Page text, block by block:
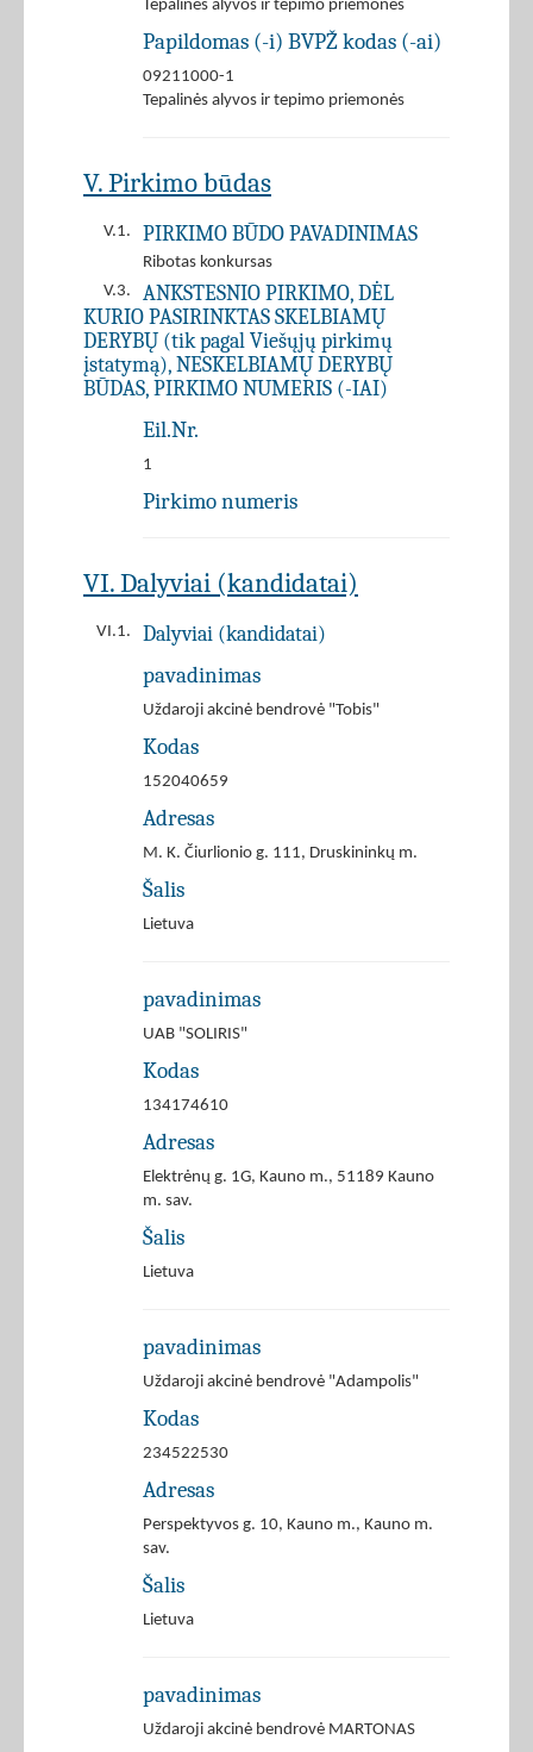
Tepalinės alyvos ir tepimo priemonės
Papildomas (-i) BVPŽ kodas (-ai)
09211000-1
Tepalinės alyvos ir tepimo priemonės
V. Pirkimo būdas
V.1. PIRKIMO BŪDO PAVADINIMAS
Ribotas konkursas
V.3.
ANKSTESNIO PIRKIMO, DĖL
KURIO PASIRINKTAS SKELBIAMŲ
DERYBŲ (tik pagal Viešųjų pirkimų
įstatymą), NESKELBIAMŲ DERYBŲ
BŪDAS, PIRKIMO NUMERIS (-IAI)
Eil.Nr.
1
Pirkimo numeris
VI. Dalyviai (kandidatai)
VI.1. Dalyviai (kandidatai)
pavadinimas
Uždaroji akcinė bendrovė "Tobis"
Kodas
152040659
Adresas
M. K. Čiurlionio g. 111, Druskininkų m.
Šalis
Lietuva
pavadinimas
UAB "SOLIRIS"
Kodas
134174610
Adresas
Elektrėnų g. 1G, Kauno m., 51189 Kauno
m. sav.
Šalis
Lietuva
pavadinimas
Uždaroji akcinė bendrovė "Adampolis"
Kodas
234522530
Adresas
Perspektyvos g. 10, Kauno m., Kauno m.
sav.
Šalis
Lietuva
pavadinimas
Uždaroji akcinė bendrovė MARTONAS